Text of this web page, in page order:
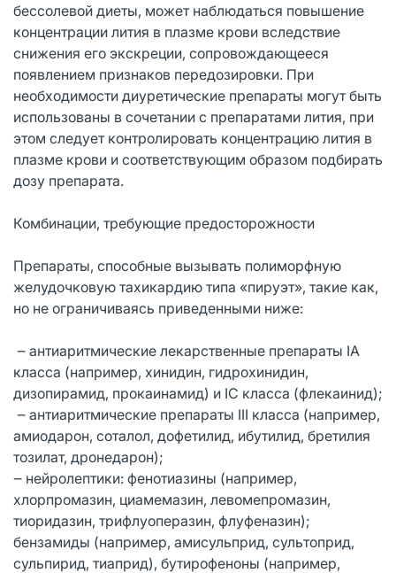
бессолевой диеты, может наблюдаться повышение
концентрации лития в плазме крови вследствие
снижения его экскреции, сопровождающееся
появлением признаков передозировки. При
необходимости диуретические препараты могут быть
использованы в сочетании с препаратами лития, при
этом следует контролировать концентрацию лития в
плазме крови и соответствующим образом подбирать
дозу препарата.
Комбинации, требующие предосторожности
Препараты, способные вызывать полиморфную
желудочковую тахикардию типа «пируэт», такие как,
но не ограничиваясь приведенными ниже:
‒ антиаритмические лекарственные препараты IA
класса (например, хинидин, гидрохинидин,
дизопирамид, прокаинамид) и IC класса (флекаинид);
‒ антиаритмические препараты III класса (например,
амиодарон, соталол, дофетилид, ибутилид, бретилия
тозилат, дронедарон);
‒ нейролептики: фенотиазины (например,
хлорпромазин, циамемазин, левомепромазин,
тиоридазин, трифлуоперазин, флуфеназин);
бензамиды (например, амисульприд, сультоприд,
сульпирид, тиаприд), бутирофеноны (например,